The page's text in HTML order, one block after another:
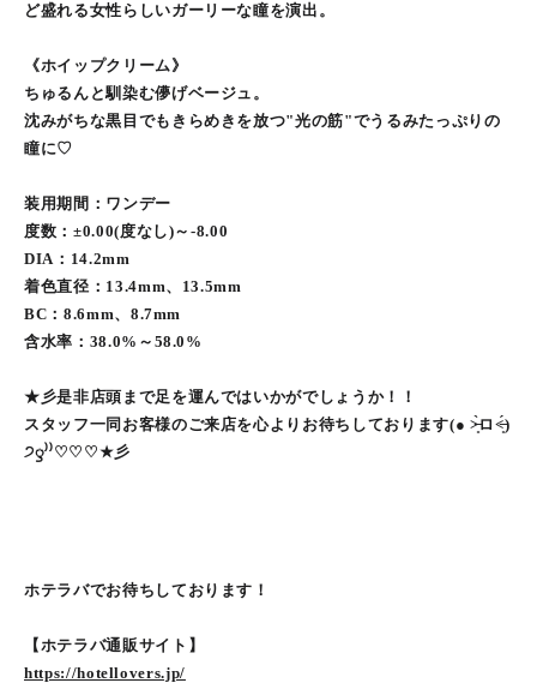
ど盛れる女性らしいガーリーな瞳を演出。
《ホイップクリーム》
ちゅるんと馴染む儚げベージュ。
沈みがちな黒目でもきらめきを放つ"光の筋"でうるみたっぷりの
瞳に♡
装用期間：ワンデー
度数：±0.00(度なし)～-8.00
DIA：14.2mm
着色直径：13.4mm、13.5mm
BC：8.6mm、8.7mm
含水率：38.0%～58.0%
★彡是非店頭まで足を運んではいかがでしょうか！！
スタッフ一同お客様のご来店を心よりお待ちしております(● ˃̶͈̀ロ˂̶͈́)
੭ꠥ⁾⁾♡♡♡★彡
ホテラバでお待ちしております！
【ホテラバ通販サイト】
https://hotellovers.jp/